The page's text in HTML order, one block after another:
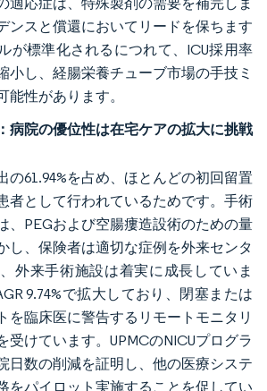
ンスと償還においてリードを保ちます
が標準化されるにつれて、ICU採用率
小し、経腸栄養チューブ市場の手技ミ
能性があります。
病院の優位性は在宅ケアの拡大に挑戦
の61.94%を占め、ほとんどの初回留置
者として行われているためです。手術
、PEGおよび空腸瘻造設術のための量
し、保険者は適切な症例を外来センタ
外来手術施設は着実に成長していま
9.74%で拡大しており、閉塞または
を臨床医に警告するリモートモニタリ
受けています。UPMCのNICUプログラ
日数の削減を証明し、他の医療システ
をパイロット実施することを促してい